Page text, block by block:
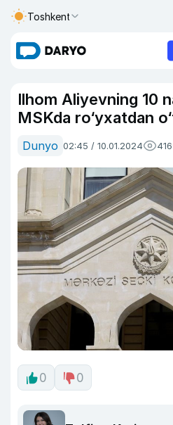
Toshkent
Ilhom Aliyevning 10
MSKda ro‘yxatdan
Dunyo 02:45 / 10.01.2024
0 0